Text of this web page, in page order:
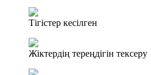
Тігістер кесілген
Жіктердің тереңдігін тексеру